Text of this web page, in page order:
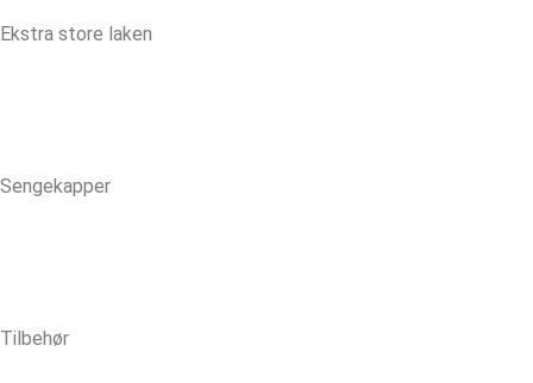
Ekstra store laken
Sengekapper
Tilbehør